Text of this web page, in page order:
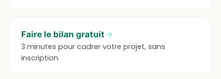
Faire le bilan gratuit
3 minutes pour cadrer votre projet, sans
inscription.